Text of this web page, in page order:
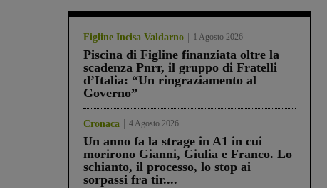
Figline Incisa Valdarno 1 Agosto 2026
Piscina di Figline finanziata oltre la
scadenza Pnrr, il gruppo di Fratelli
d’Italia: “Un ringraziamento al
Governo”
Cronaca 4 Agosto 2026
Un anno fa la strage in A1 in cui
morirono Gianni, Giulia e Franco. Lo
schianto, il processo, lo stop ai
sorpassi fra tir....